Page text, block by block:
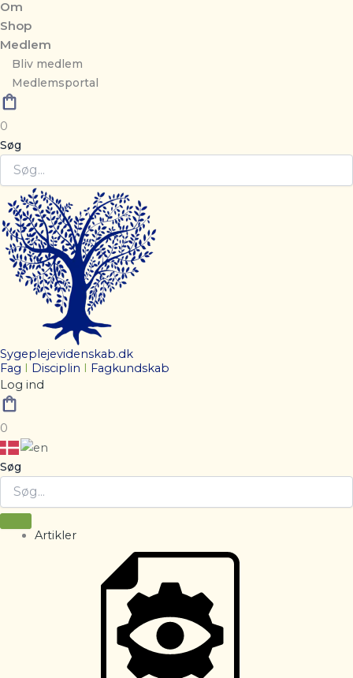
Om
Shop
Medlem
Bliv medlem
Medlemsportal
0
Søg
Sygeplejevidenskab.dk
Fag I Disciplin I Fagkundskab
Log ind
0
Søg
Artikler